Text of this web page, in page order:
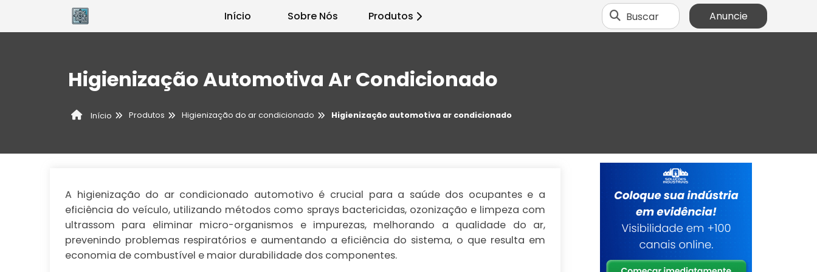
Início Sobre Nós Produtos Buscar Anuncie
Higienização Automotiva Ar Condicionado
Início Produtos Higienização do ar condicionado Higienização automotiva ar condicionado
A higienização do ar condicionado automotivo é crucial para a saúde dos ocupantes e a
eficiência do veículo, utilizando métodos como sprays bactericidas, ozonização e limpeza com
ultrassom para eliminar micro-organismos e impurezas, melhorando a qualidade do ar,
prevenindo problemas respiratórios e aumentando a eficiência do sistema, o que resulta em
economia de combustível e maior durabilidade dos componentes.